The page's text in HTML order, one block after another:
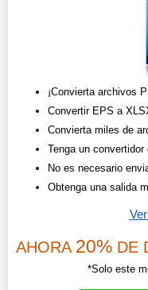
¡Convierta archivos
Convertir EPS a
Convierta miles de
Tenga un
No es necesario
Obtenga una salida
AHORA 20% DE
*Solo este